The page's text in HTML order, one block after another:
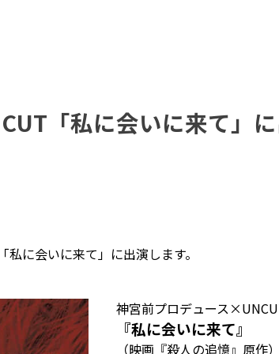
「私に会いに来て」
に会いに来て」に出演します。
神宮前プロデュース
『私に会いに来て』
（映画『殺人の追憶』原作）